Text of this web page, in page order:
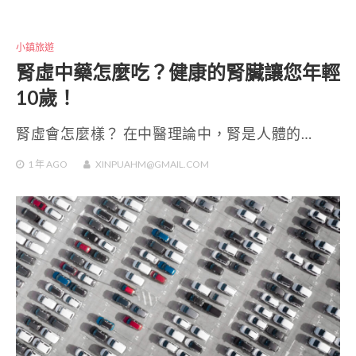
小鎮旅遊
腎虛中藥怎麼吃？健康的腎臟讓您年輕
10歲！
腎虛會怎麼樣？ 在中醫理論中，腎是人體的…
1 年 AGO XINPUAHM@GMAIL.COM